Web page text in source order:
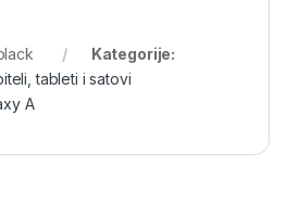
Kategorije:
tableti i satovi
A